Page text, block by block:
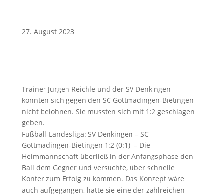
27. August 2023
Trainer Jürgen Reichle und der SV Denkingen
konnten sich gegen den SC Gottmadingen-Bietingen
nicht belohnen. Sie mussten sich mit 1:2 geschlagen
geben.
Fußball-Landesliga: SV Denkingen – SC
Gottmadingen-Bietingen 1:2 (0:1). – Die
Heimmannschaft überließ in der Anfangsphase den
Ball dem Gegner und versuchte, über schnelle
Konter zum Erfolg zu kommen. Das Konzept wäre
auch aufgegangen, hätte sie eine der zahlreichen